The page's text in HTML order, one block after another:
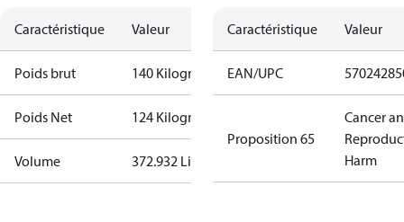
Caractéristique Valeur
Poids brut 140 Kilogram
Poids Net 124 Kilogram
Volume 372.932 Liter
Caractéristique Valeur
EAN/UPC
Proposition 65
Cancer
Harm